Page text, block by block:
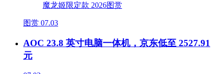
图赏 07.03
AOC 23.8 英寸电脑一体机，京东低至 2527.91
元